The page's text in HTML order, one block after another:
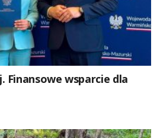
Finansowe wsparcie dla